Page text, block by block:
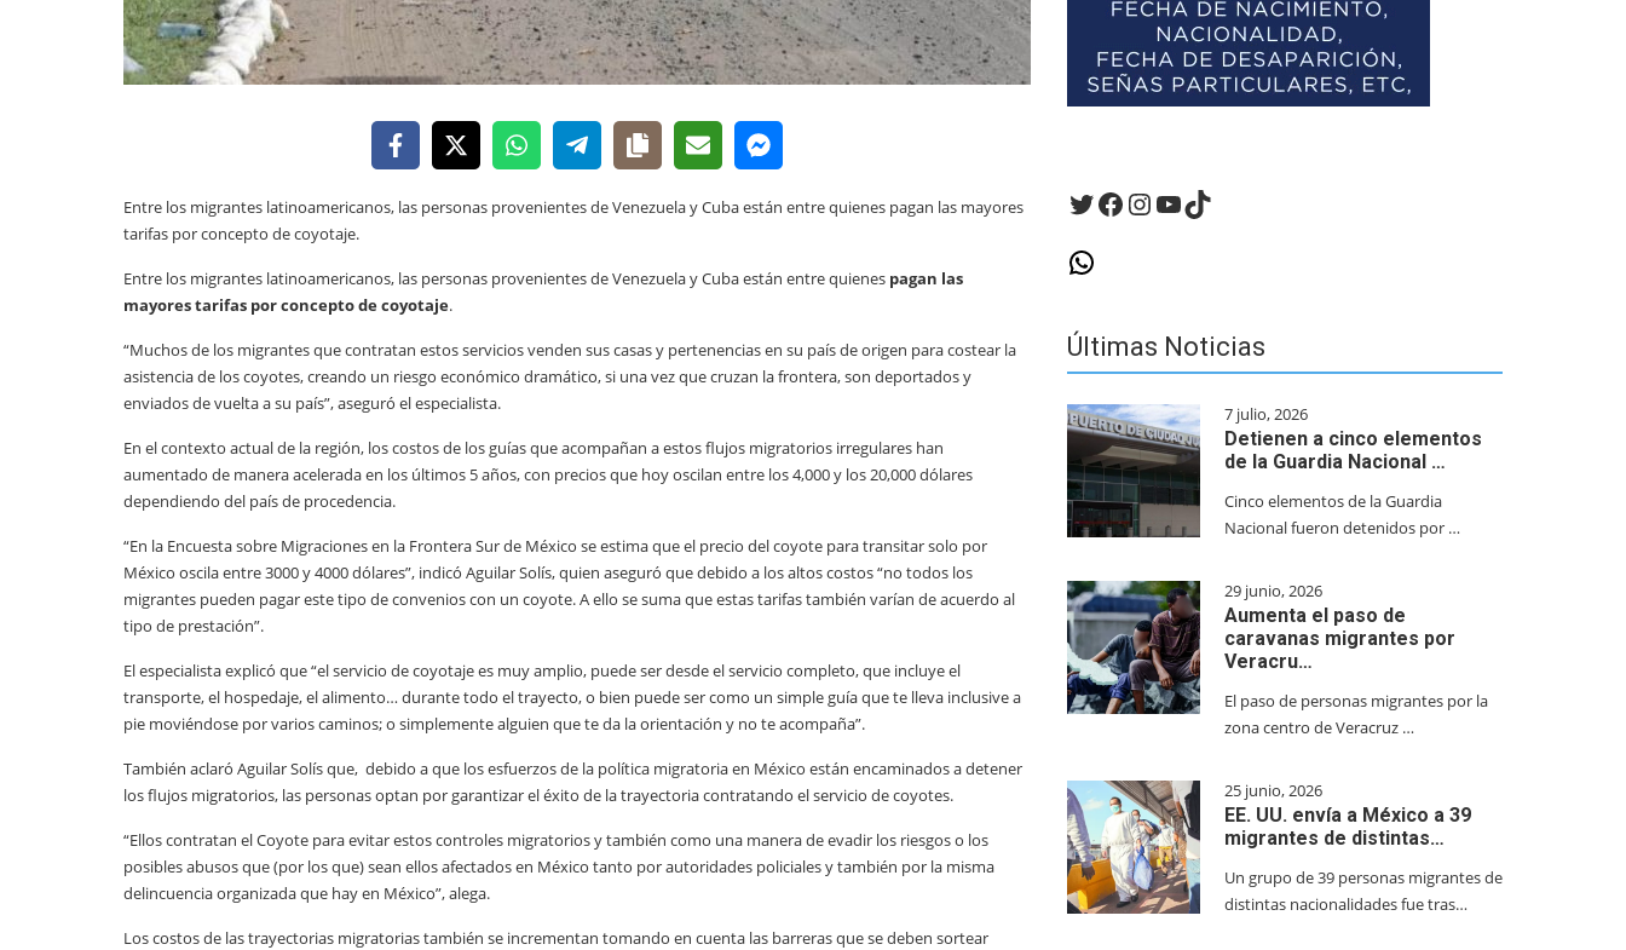
Entre los migrantes latinoamericanos, las personas provenientes de Venezuela y Cuba están entre quienes pagan las mayores
tarifas por concepto de coyotaje.
Entre los migrantes latinoamericanos, las personas provenientes de Venezuela y Cuba están entre quienes pagan las
mayores tarifas por concepto de coyotaje.
“Muchos de los migrantes que contratan estos servicios venden sus casas y pertenencias en su país de origen para costear la
asistencia de los coyotes, creando un riesgo económico dramático, si una vez que cruzan la frontera, son deportados y
enviados de vuelta a su país”, aseguró el especialista.
En el contexto actual de la región, los costos de los guías que acompañan a estos flujos migratorios irregulares han
aumentado de manera acelerada en los últimos 5 años, con precios que hoy oscilan entre los 4,000 y los 20,000 dólares
dependiendo del país de procedencia.
“En la Encuesta sobre Migraciones en la Frontera Sur de México se estima que el precio del coyote para transitar solo por
México oscila entre 3000 y 4000 dólares”, indicó Aguilar Solís, quien aseguró que debido a los altos costos “no todos los
migrantes pueden pagar este tipo de convenios con un coyote. A ello se suma que estas tarifas también varían de acuerdo al
tipo de prestación”.
El especialista explicó que “el servicio de coyotaje es muy amplio, puede ser desde el servicio completo, que incluye el
transporte, el hospedaje, el alimento… durante todo el trayecto, o bien puede ser como un simple guía que te lleva inclusive a
pie moviéndose por varios caminos; o simplemente alguien que te da la orientación y no te acompaña”.
También aclaró Aguilar Solís que, debido a que los esfuerzos de la política migratoria en México están encaminados a detener
los flujos migratorios, las personas optan por garantizar el éxito de la trayectoria contratando el servicio de coyotes.
“Ellos contratan el Coyote para evitar estos controles migratorios y también como una manera de evadir los riesgos o los
posibles abusos que (por los que) sean ellos afectados en México tanto por autoridades policiales y también por la misma
delincuencia organizada que hay en México”, alega.
Los costos de las trayectorias migratorias también se incrementan tomando en cuenta las barreras que se deben sortear
Twitter
Facebook
Instagram
YouTube
TikTok
WhatsApp
Últimas Noticias
7 julio, 2026
Detienen a cinco elementos
de la Guardia Nacional …
Cinco elementos de la Guardia
Nacional fueron detenidos por …
29 junio, 2026
Aumenta el paso de
caravanas migrantes por
Veracru…
El paso de personas migrantes por la
zona centro de Veracruz …
25 junio, 2026
EE. UU. envía a México a 39
migrantes de distintas…
Un grupo de 39 personas migrantes de
distintas nacionalidades fue tras…